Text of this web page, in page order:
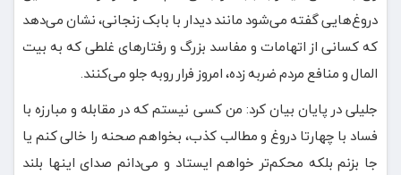
دروغ‌هایی گفته می‌شود مانند دیدار با بابک زنجانی، نشان می‌دهد
که کسانی از اتهامات و مفاسد بزرگ و رفتارهای غلطی که به بیت
المال و منافع مردم ضربه زده، امروز فرار روبه جلو می‌کنند.
جلیلی در پایان بیان کرد: من کسی نیستم که در مقابله و مبارزه با
فساد با چهارتا دروغ و مطالب کذب، بخواهم صحنه را خالی کنم یا
جا بزنم بلکه محکم‌تر خواهم ایستاد و می‌دانم صدای اینها بلند